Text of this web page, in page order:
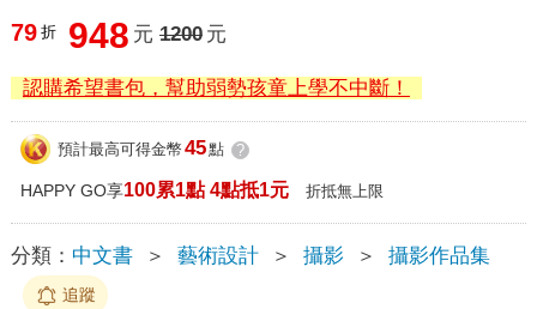
79 折 948 元 1200 元
認購希望書包，幫助弱勢孩童上學不中斷！
預計最高可得金幣 45點 ?
HAPPY GO享100累1點 4點抵1元 折抵無上限
分類： 中文書 ＞ 藝術設計 ＞ 攝影 ＞ 攝影作品集
追蹤